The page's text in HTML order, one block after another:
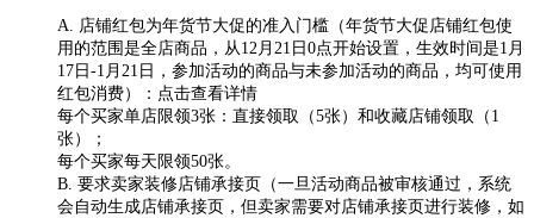
A. 店铺红包为年货节大促的准入门槛（年货节大促店铺红包使
用的范围是全店商品，从12月21日0点开始设置，生效时间是1月
17日-1月21日，参加活动的商品与未参加活动的商品，均可使用
红包消费）：点击查看详情
每个买家单店限领3张：直接领取（5张）和收藏店铺领取（1
张）；
每个买家每天限领50张。
B. 要求卖家装修店铺承接页（一旦活动商品被审核通过，系统
会自动生成店铺承接页，但卖家需要对店铺承接页进行装修，如